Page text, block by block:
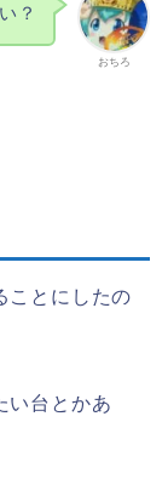
おちろ
？
ことにしたの
い台とかあ